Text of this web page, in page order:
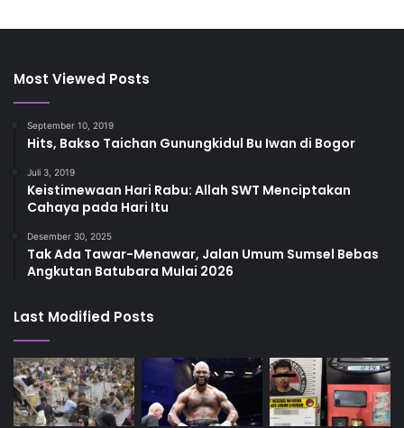
Most Viewed Posts
September 10, 2019
Hits, Bakso Taichan Gunungkidul Bu Iwan di Bogor
Juli 3, 2019
Keistimewaan Hari Rabu: Allah SWT Menciptakan
Cahaya pada Hari Itu
Desember 30, 2025
Tak Ada Tawar-Menawar, Jalan Umum Sumsel Bebas
Angkutan Batubara Mulai 2026
Last Modified Posts